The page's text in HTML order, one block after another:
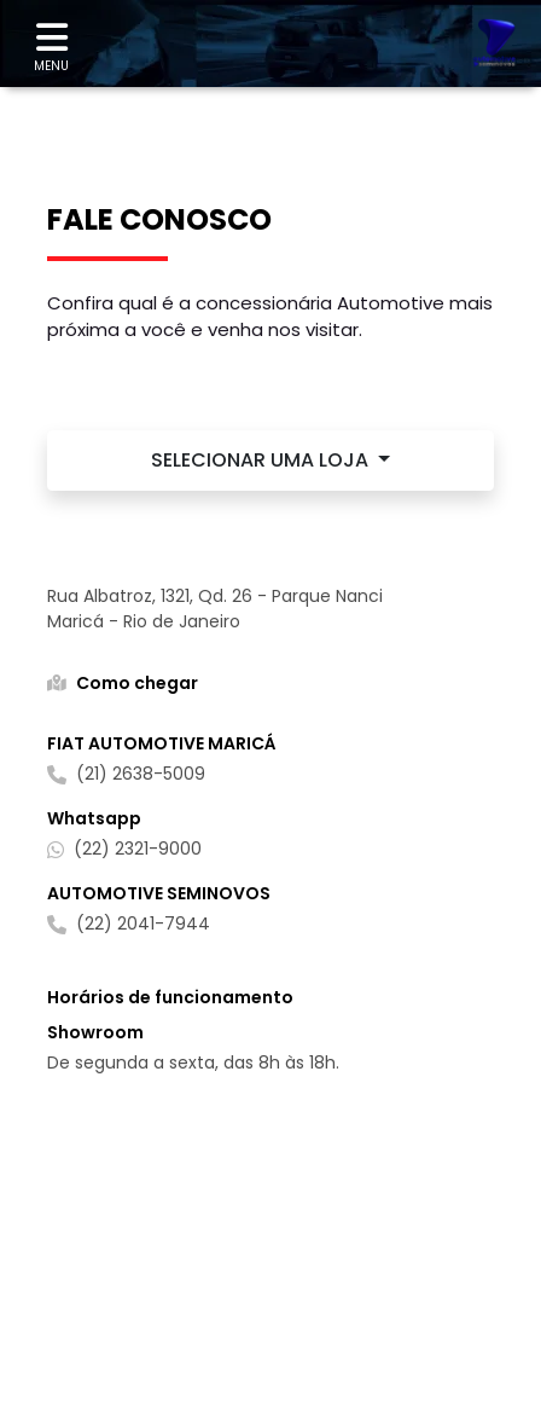
MENU
FALE CONOSCO
Confira qual é a concessionária Automotive mais
próxima a você e venha nos visitar.
SELECIONAR UMA LOJA
Rua Albatroz, 1321, Qd. 26 - Parque Nanci
Maricá - Rio de Janeiro
Como chegar
FIAT AUTOMOTIVE MARICÁ
(21) 2638-5009
Whatsapp
(22) 2321-9000
AUTOMOTIVE SEMINOVOS
(22) 2041-7944
Horários de funcionamento
Showroom
De segunda a sexta, das 8h às 18h.